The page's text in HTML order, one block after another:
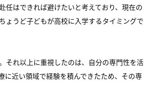
任はできれば避けたいと考えており、現在の
ょうど子どもが高校に入学するタイミングで
それ以上に重視したのは、自分の専門性を活
に近い領域で経験を積んできたため、その専